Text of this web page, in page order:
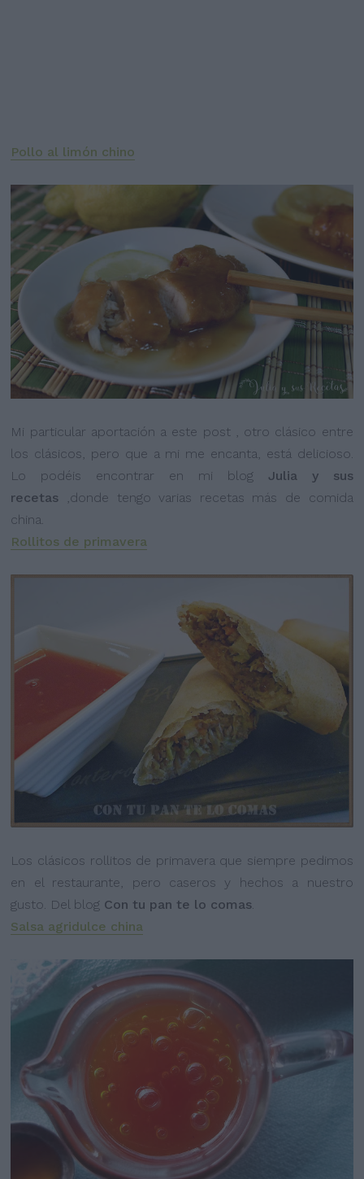
Pollo al limón chino
Mi particular aportación a este post , otro clásico entre
los clásicos, pero que a mi me encanta, está delicioso.
Lo podéis encontrar en mi blogJulia y sus
recetas
,donde tengo varias recetas más de comida
china.
Rollitos de primavera
Los clásicos rollitos de primavera que siempre pedimos
en el restaurante, pero caseros y hechos a nuestro
gusto. Del blog Con tu pan te lo comas.
Salsa agridulce china